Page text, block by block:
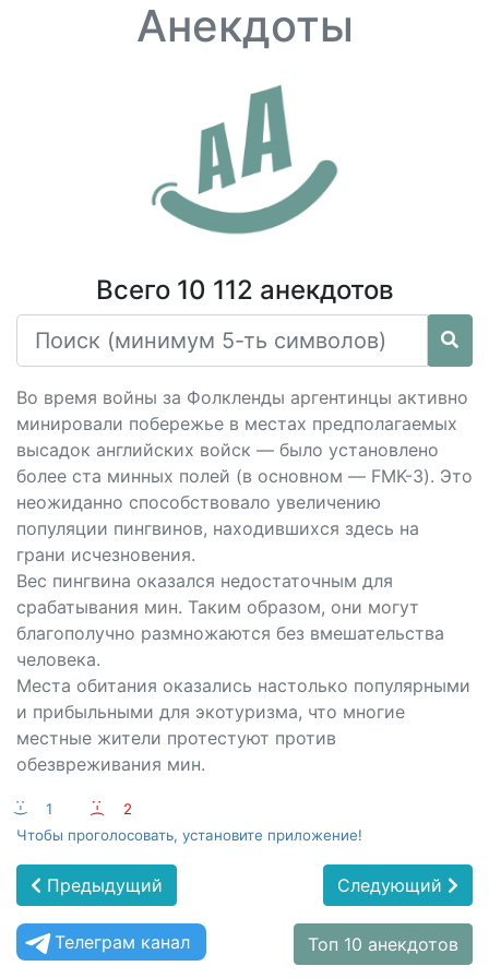
Анекдоты
Всего 10 112 анекдотов
Во время войны за Фолкленды аргентинцы активно
минировали побережье в местах предполагаемых
высадок английских войск — было установлено
более ста минных полей (в основном — FMK-3). Это
неожиданно способствовало увеличению
популяции пингвинов, находившихся здесь на
грани исчезновения.
Вес пингвина оказался недостаточным для
срабатывания мин. Таким образом, они могут
благополучно размножаются без вмешательства
человека.
Места обитания оказались настолько популярными
и прибыльными для экотуризма, что многие
местные жители протестуют против
обезвреживания мин.
:-) 1 :-(
2
Чтобы проголосовать, установите приложение!
Предыдущий Следующий
Телеграм канал Топ 10 анекдотов